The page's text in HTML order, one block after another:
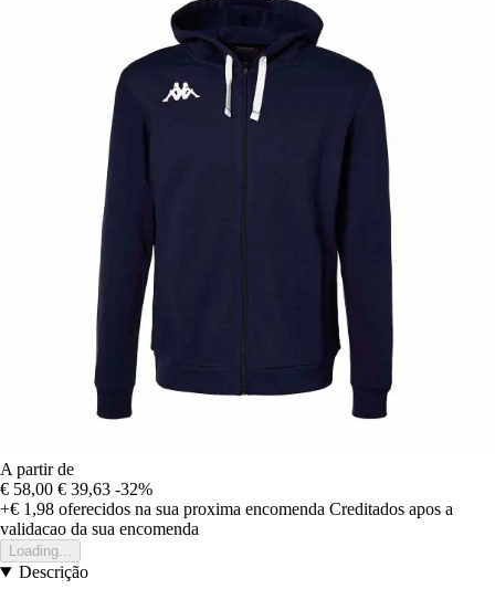
A partir de
€ 58,00 € 39,63 -32%
+€ 1,98 oferecidos na sua proxima encomenda Creditados apos a
validacao da sua encomenda
Loading...
Descrição